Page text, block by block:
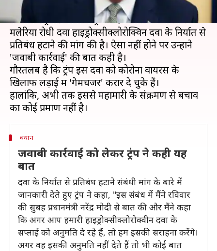
अमेरिका में कोरोना वायरस (COVID-19) के बढ़ते प्रकोप
के बीच राष्ट्रपति डोनाल्ड ट्रंप ने एक बार फिर भारत से
मलेरिया रोधी दवा हाइड्रोक्सीक्लोरोक्विन दवा के निर्यात से
प्रतिबंध हटाने की मांग की है। ऐसा नहीं होने पर उन्होंने
'जवाबी कार्रवाई' की बात कही है।
गौरतलब है कि ट्रंप इस दवा को कोरोना वायरस के
खिलाफ लड़ाई में 'गेमचेंजर' करार दे चुके हैं।
हालांकि, अभी तक इससे महामारी के संक्रमण से बचाव
बयान
जवाबी कार्रवाई को लेकर ट्रंप ने कही यह
बात
दवा के निर्यात से प्रतिबंध हटाने संबंधी मांग के बारे में
जानकारी देते हुए ट्रंप ने कहा, "इस संबंध में मैंने रविवार
की सुबह प्रधानमंत्री नरेंद्र मोदी से बात की और मैंने कहा
कि अगर आप हमारी हाइड्रोक्सीक्लोरोक्वीन दवा के
सप्लाई को अनुमति दे रहे हैं, तो हम इसकी सराहना करेंगे।
अगर वह इसकी अनुमति नहीं देते हैं तो भी कोई बात